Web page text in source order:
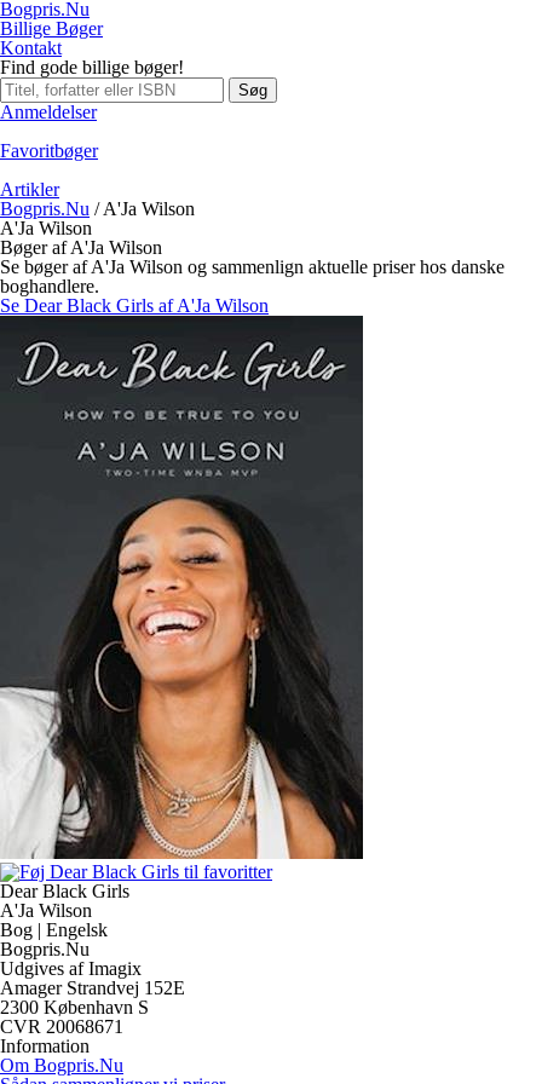
Bogpris.Nu
Billige Bøger
Kontakt
Find gode billige bøger!
Søg
Anmeldelser
Favoritbøger
Artikler
Bogpris.Nu /A'Ja Wilson
A'Ja Wilson
Bøger af A'Ja Wilson
Se bøger af A'Ja Wilson og sammenlign aktuelle priser hos danske
boghandlere.
Se Dear Black Girls af A'Ja Wilson
Dear Black Girls
A'Ja Wilson
Bog | Engelsk
Bogpris.Nu
Udgives af Imagix
Amager Strandvej 152E
2300 København S
CVR 20068671
Information
Om Bogpris.Nu